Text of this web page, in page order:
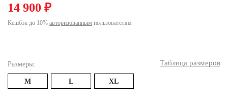
14 900 ₽
Кешбэк до 10% авторизованным пользователям
Размеры: Таблица размеров
M L XL